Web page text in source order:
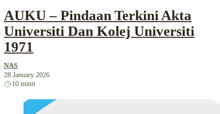
AUKU – Pindaan Terkini Akta
Universiti Dan Kolej Universiti
1971
NAS
28 January 2026
10 minit